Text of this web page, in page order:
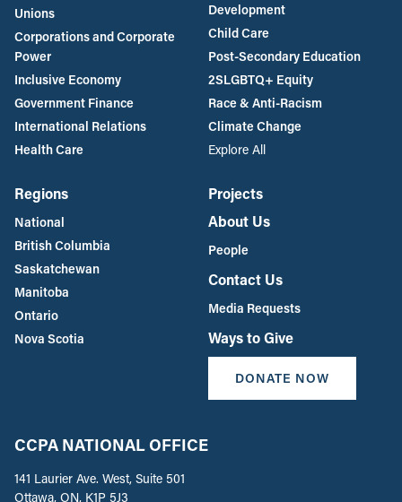
Unions
Corporations and Corporate
Power
Inclusive Economy
Government Finance
International Relations
Health Care
Development
Child Care
Post-Secondary Education
2SLGBTQ+ Equity
Race & Anti-Racism
Climate Change
Explore All
Regions
National
British Columbia
Saskatchewan
Manitoba
Ontario
Nova Scotia
Projects
About Us
People
Contact Us
Media Requests
Ways to Give
DONATE NOW
CCPA NATIONAL OFFICE
141 Laurier Ave. West, Suite 501
Ottawa, ON, K1P 5J3